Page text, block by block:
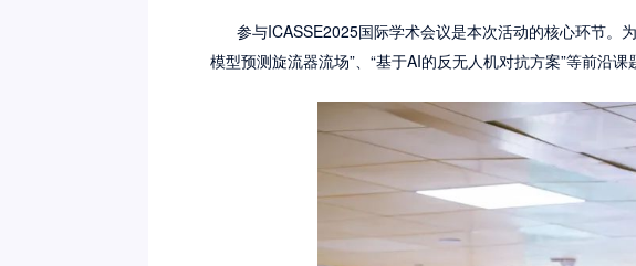
参与ICASSE2025国际学术会议是本次活动的核心环节。
模型预测旋流器流场”、“基于AI的反无人机对抗方案”等前沿